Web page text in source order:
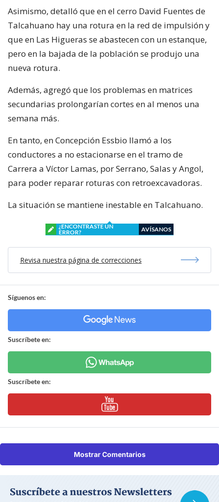
Asimismo, detalló que en el cerro David Fuentes de
Talcahuano hay una rotura en la red de impulsión y
que en Las Higueras se abastecen con un estanque,
pero en la bajada de la población se produjo una
nueva rotura.
Además, agregó que los problemas en matrices
secundarias prolongarían cortes en al menos una
semana más.
En tanto, en Concepción Essbio llamó a los
conductores a no estacionarse en el tramo de
Carrera a Víctor Lamas, por Serrano, Salas y Angol,
para poder reparar roturas con retroexcavadoras.
La situación se mantiene inestable en Talcahuano.
¿ENCONTRASTE UN
ERROR?
AVÍSANOS
Revisa nuestra página de correcciones
Síguenos en:
Suscríbete en:
Suscríbete en:
Mostrar Comentarios